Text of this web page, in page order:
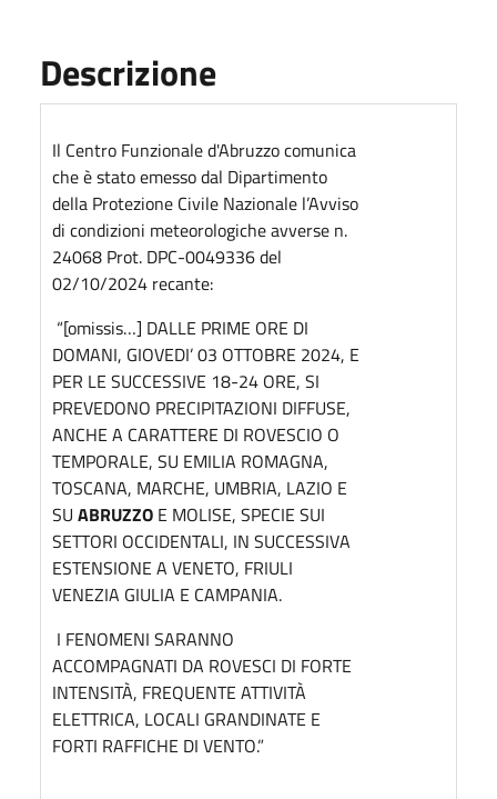
Descrizione
Il Centro Funzionale d'Abruzzo comunica
che è stato emesso dal Dipartimento
della Protezione Civile Nazionale l’Avviso
di condizioni meteorologiche avverse n.
24068 Prot. DPC-0049336 del
02/10/2024 recante:
“[omissis…] DALLE PRIME ORE DI
DOMANI, GIOVEDI’ 03 OTTOBRE 2024, E
PER LE SUCCESSIVE 18-24 ORE, SI
PREVEDONO PRECIPITAZIONI DIFFUSE,
ANCHE A CARATTERE DI ROVESCIO O
TEMPORALE, SU EMILIA ROMAGNA,
TOSCANA, MARCHE, UMBRIA, LAZIO E
SU ABRUZZO E MOLISE, SPECIE SUI
SETTORI OCCIDENTALI, IN SUCCESSIVA
ESTENSIONE A VENETO, FRIULI
VENEZIA GIULIA E CAMPANIA.
I FENOMENI SARANNO
ACCOMPAGNATI DA ROVESCI DI FORTE
INTENSITÀ, FREQUENTE ATTIVITÀ
ELETTRICA, LOCALI GRANDINATE E
FORTI RAFFICHE DI VENTO.”